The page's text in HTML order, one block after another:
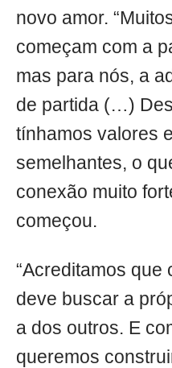
novo amor.
começam com a
mas para nós, a
de partida (…)
tínhamos valores
semelhantes, o
conexão muito
começou.
“Acreditamos que
deve buscar a
a dos outros. E
queremos